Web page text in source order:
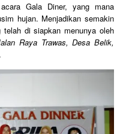
Gala Diner, yang mana
hujan. Menjadikan semakin
di siapkan menunya oleh
Raya Trawas, Desa Belik,
.